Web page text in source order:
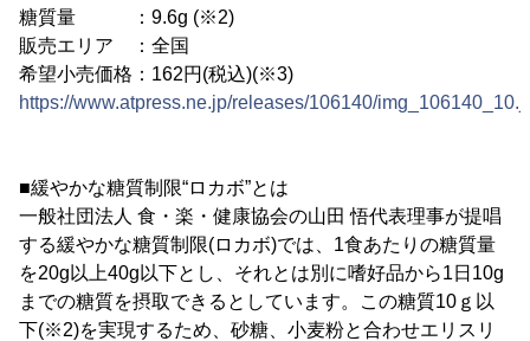
糖質量 ：9.6g (※2)
販売エリア ：全国
希望小売価格：162円(税込)(※3)
https://www.atpress.ne.jp/releases/106140/
■緩やかな糖質制限“ロカボ”とは
一般社団法人 食・楽・健康協会の山田 悟代表理事が提唱
する緩やかな糖質制限(ロカボ)では、1食あたりの糖質量
を20g以上40g以下とし、それとは別に嗜好品から1日10g
までの糖質を摂取できるとしています。この糖質10ｇ以
下(※2)を実現するため、砂糖、小麦粉と合わせエリスリ